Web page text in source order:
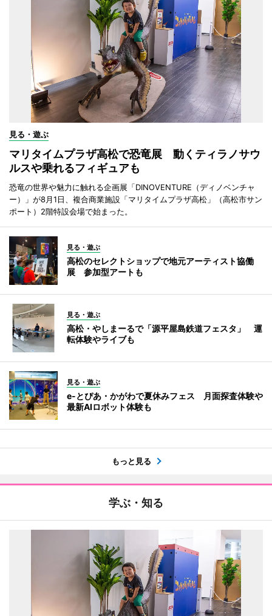
見る・遊ぶ
マリタイムプラザ高松で恐竜展 動くティラノサウ
ルスや乗れるフィギュアも
恐竜の世界や魅力に触れる企画展「DINOVENTURE（ディノベンチャ
ー）」が8月1日、複合商業施設「マリタイムプラザ高松」（高松市サン
ポート）2階特設会場で始まった。
見る・遊ぶ
高松のセレクトショップで地元アーティスト協働
展 参加型アートも
見る・遊ぶ
高松・やしまーるで「源平屋島鉄道フェスタ」 運
転体験やライブも
見る・遊ぶ
e-とぴあ・かがわで夏休みフェス 月面探査体験や
最新AIロボット体験も
もっと見る
学ぶ・知る